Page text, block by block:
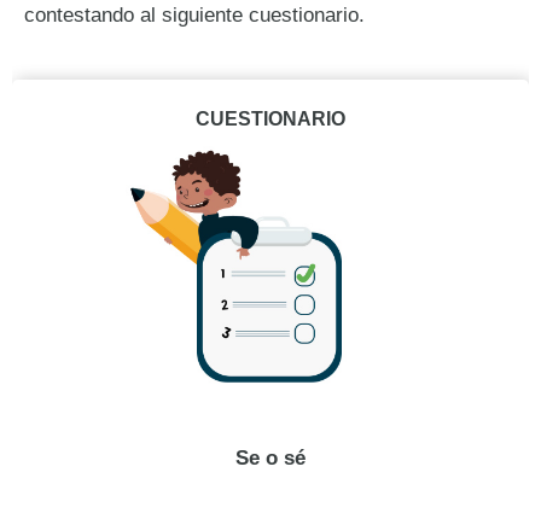
contestando al siguiente cuestionario.
CUESTIONARIO
Se o sé